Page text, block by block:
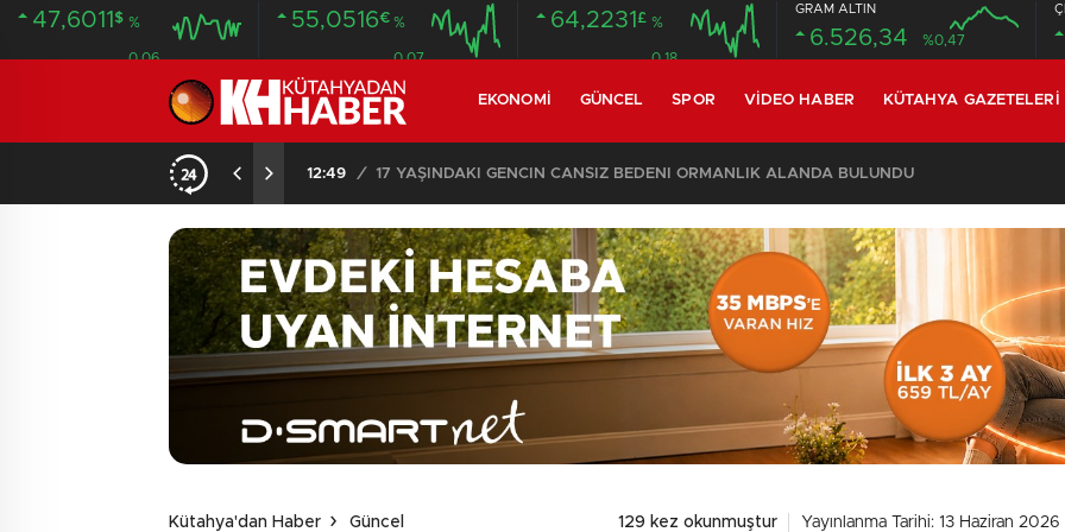
47,6011 $ %
0.06
55,0516€ %
0.07
64,2231 £ %
0.18
GRAM ALTIN
6.526,34 %0,47
EKONOMI GÜNCEL SPOR VIDEO HABER KÜTAHYA GAZETELERI
12:49 / 17 YAŞINDAKİ GENCİN CANSIZ BEDENİ ORMANLIK ALANDA BULUNDU
Kütahya'dan Haber Güncel 129 kez okunmuştur Yayınlanma Tarihi: 13 Haziran 2026